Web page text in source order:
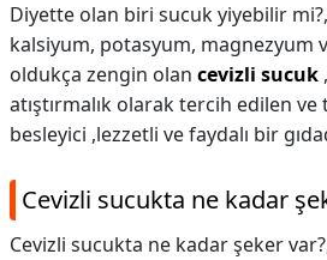
Diyette olan biri sucuk yiyebilir mi?,
kalsiyum, potasyum, magnezyum
oldukça zengin olan cevizli sucuk
atıştırmalık olarak tercih edilen
besleyici ,lezzetli ve faydalı bir
Cevizli sucukta ne kadar
Cevizli sucukta ne kadar şeker